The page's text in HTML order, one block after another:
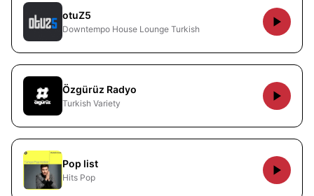
otuZ5
Downtempo House Lounge Turkish
Özgürüz Radyo
Turkish Variety
Pop list
Hits Pop